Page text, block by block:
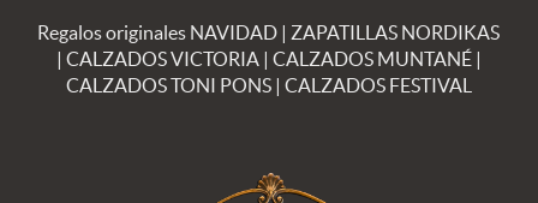
Regalos originales NAVIDAD | ZAPATILLAS NORDIKAS
| CALZADOS VICTORIA| CALZADOS MUNTANÉ|
CALZADOS TONI PONS| CALZADOS FESTIVAL